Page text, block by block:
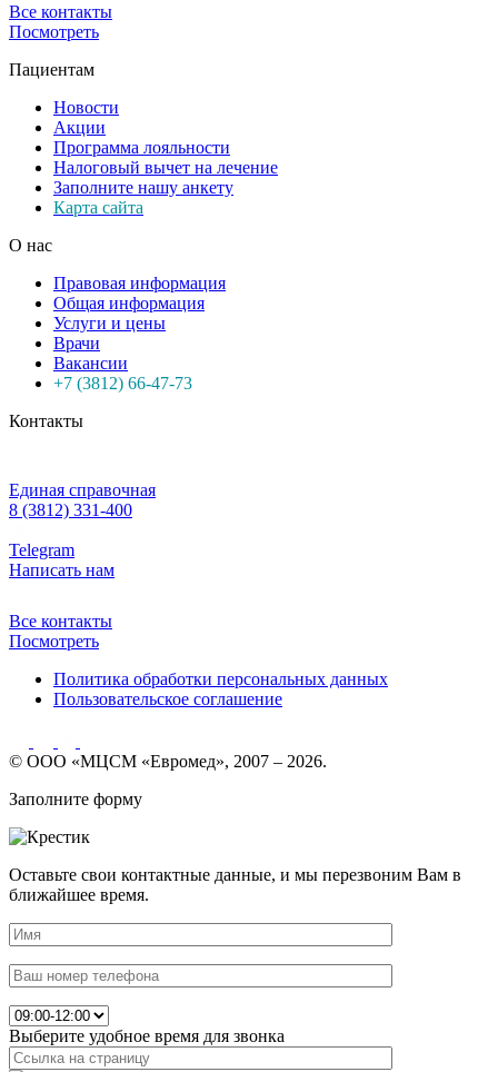
Все контакты
Посмотреть
Пациентам
Новости
Акции
Программа лояльности
Налоговый вычет на лечение
Заполните нашу анкету
Карта сайта
О нас
Правовая информация
Общая информация
Услуги и цены
Врачи
Вакансии
+7 (3812) 66-47-73
Контакты
Единая справочная
8 (3812) 331-400
Telegram
Написать нам
Все контакты
Посмотреть
Политика обработки персональных данных
Пользовательское соглашение
© ООО «МЦСМ «Евромед», 2007 – 2026.
Заполните форму
Оставьте свои контактные данные, и мы перезвоним Вам в
ближайшее время.
Выберите удобное время для звонка